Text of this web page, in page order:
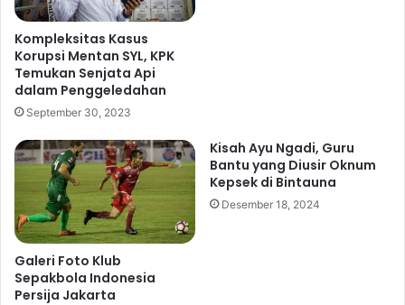
P
Kompleksitas Kasus
Korupsi Mentan SYL, KPK
Temukan Senjata Api
dalam Penggeledahan
September 30, 2023
Galeri Foto Klub
Sepakbola Indonesia
Persija Jakarta
Kisah Ayu Ngadi, Guru
Bantu yang Diusir Oknum
Kepsek di Bintauna
Desember 18, 2024